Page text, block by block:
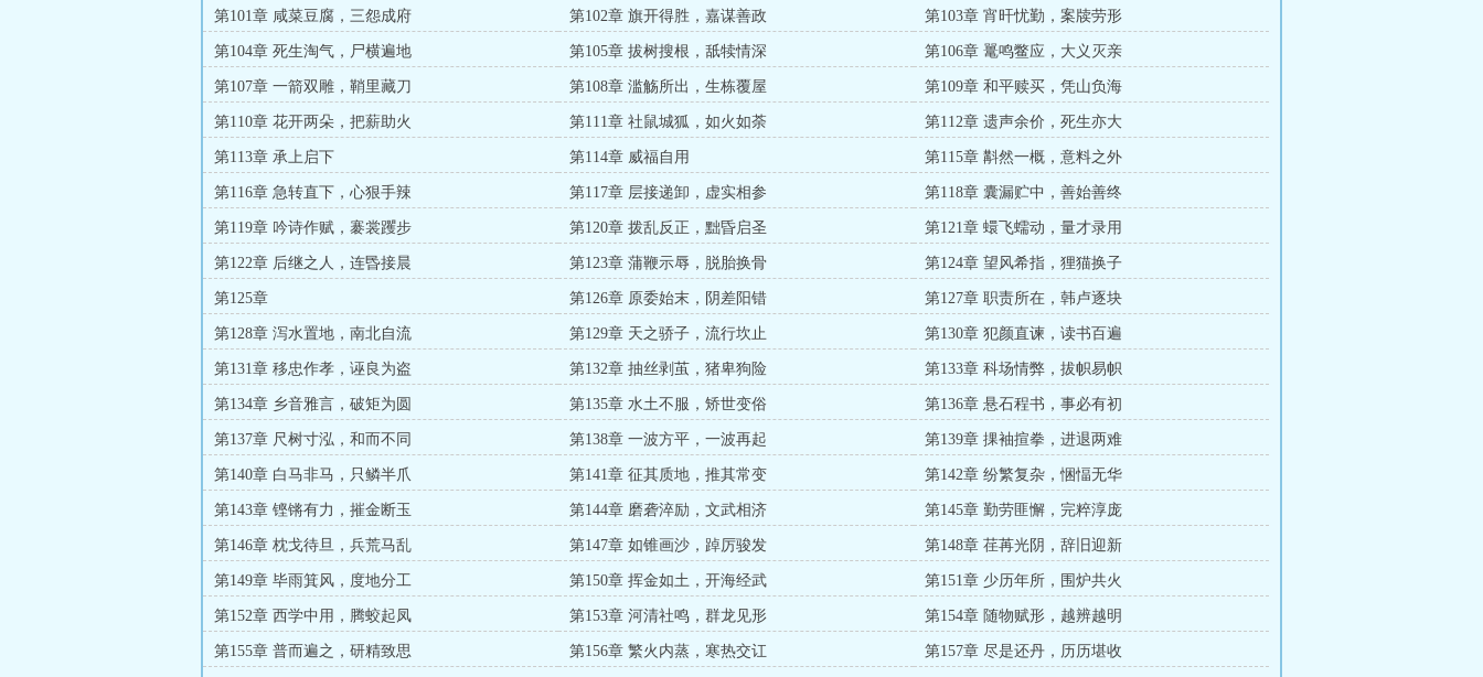
第101章 咸菜豆腐，三怨成府 第102章 旗开得胜，嘉谋善政 第103章 宵旰忧勤，案牍劳形
第104章 死生淘气，尸横遍地 第105章 拔树搜根，舐犊情深 第106章 鼍鸣鳖应，大义灭亲
第107章 一箭双雕，鞘里藏刀 第108章 滥觞所出，生栋覆屋 第109章 和平赎买，凭山负海
第110章 花开两朵，把薪助火 第111章 社鼠城狐，如火如荼 第112章 遗声余价，死生亦大
第113章 承上启下 第114章 威福自用 第115章 斠然一概，意料之外
第116章 急转直下，心狠手辣 第117章 层接递卸，虚实相参 第118章 囊漏贮中，善始善终
第119章 吟诗作赋，褰裳躩步 第120章 拨乱反正，黜昏启圣 第121章 蠉飞蠕动，量才录用
第122章 后继之人，连昬接晨 第123章 蒲鞭示辱，脱胎换骨 第124章 望风希指，狸猫换子
第125章 第126章 原委始末，阴差阳错 第127章 职责所在，韩卢逐块
第128章 泻水置地，南北自流 第129章 天之骄子，流行坎止 第130章 犯颜直谏，读书百遍
第131章 移忠作孝，诬良为盗 第132章 抽丝剥茧，猪卑狗险 第133章 科场情弊，拔帜易帜
第134章 乡音雅言，破矩为圆 第135章 水土不服，矫世变俗 第136章 悬石程书，事必有初
第137章 尺树寸泓，和而不同 第138章 一波方平，一波再起 第139章 捰袖揎拳，进退两难
第140章 白马非马，只鳞半爪 第141章 征其质地，推其常变 第142章 纷繁复杂，悃愊无华
第143章 铿锵有力，摧金断玉 第144章 磨砻淬励，文武相济 第145章 勤劳匪懈，完粹淳庞
第146章 枕戈待旦，兵荒马乱 第147章 如锥画沙，踔厉骏发 第148章 荏苒光阴，辞旧迎新
第149章 毕雨箕风，度地分工 第150章 挥金如土，开海经武 第151章 少历年所，围炉共火
第152章 西学中用，腾蛟起凤 第153章 河清社鸣，群龙见形 第154章 随物赋形，越辨越明
第155章 普而遍之，研精致思 第156章 繁火内蒸，寒热交讧 第157章 尽是还丹，历历堪收